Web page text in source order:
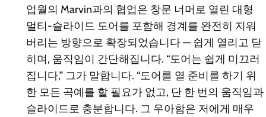
업월의 Marvin과의 협업은 창문 너머로 열린 대형
멀티-슬라이드 도어를 포함해 경계를 완전히 지워
버리는 방향으로 확장되었습니다 — 쉽게 열리고 닫
히며, 움직임이 간단해집니다. “도어는 쉽게 미끄러
집니다,” 그가 말합니다. “도어를 열 준비를 하기 위
한 모든 곡예를 할 필요가 없고, 단 한 번의 움직임과
슬라이드로 충분합니다. 그 우아함은 저에게 매우